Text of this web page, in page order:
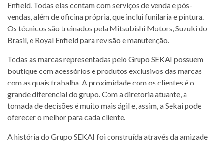
Enfield. Todas elas contam com serviços de venda e pós-
vendas, além de oficina própria, que inclui funilaria e pintura.
Os técnicos são treinados pela Mitsubishi Motors, Suzuki do
Brasil, e Royal Enfield para revisão e manutenção.
Todas as marcas representadas pelo Grupo SEKAI possuem
boutique com acessórios e produtos exclusivos das marcas
com as quais trabalha. A proximidade com os clientes é o
grande diferencial do grupo. Com a diretoria atuante, a
tomada de decisões é muito mais ágil e, assim, a Sekai pode
oferecer o melhor para cada cliente.
A história do Grupo SEKAI foi construída através da amizade